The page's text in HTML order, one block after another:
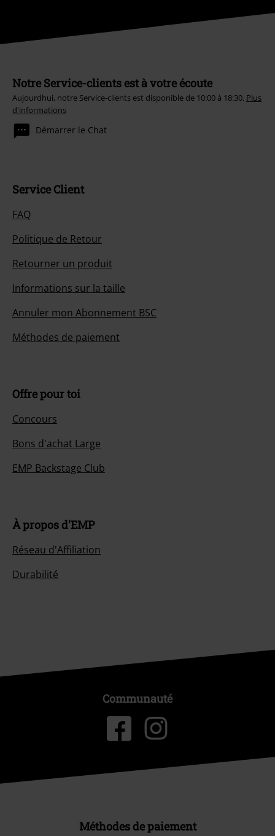
Notre Service-clients est à votre écoute
Aujourdhui, notre Service-clients est disponible de 10:00 à 18:30. Plus
d'informations
Démarrer le Chat
Service Client
FAQ
Politique de Retour
Retourner un produit
Informations sur la taille
Annuler mon Abonnement BSC
Méthodes de paiement
Offre pour toi
Concours
Bons d'achat Large
EMP Backstage Club
À propos d'EMP
Réseau d'Affiliation
Durabilité
Communauté
Méthodes de paiement